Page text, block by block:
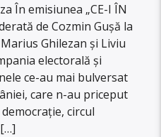
În emisiunea „CE-I ÎN
de Cozmin Gușă la
Ghilezan și Liviu
electorală și
ce-au mai bulversat
care n-au priceput
circul